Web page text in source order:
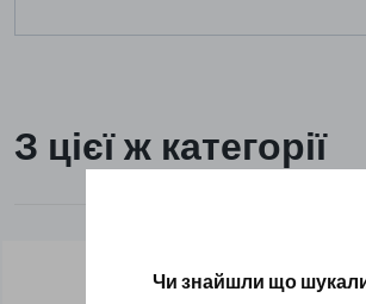
З цієї ж категорії
Чи знайшли що